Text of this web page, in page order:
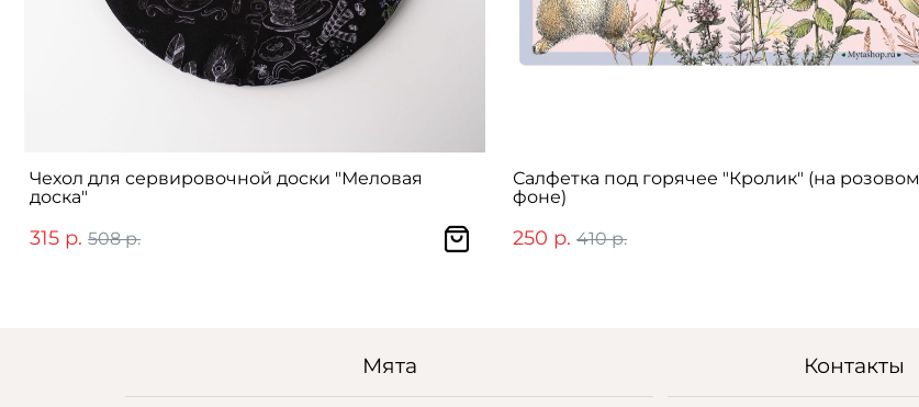
Чехол для сервировочной доски "Меловая
доска"
315 р. 508 р.
Салфетка под горячее "Кролик" (на розовом
фоне)
250 р. 410 р.
Мята Контакты